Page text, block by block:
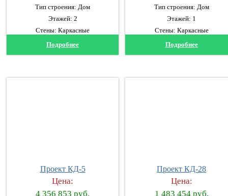
Тип строения: Дом
Этажей: 2
Стены: Каркасные
Подробнее
Тип строения: Дом
Этажей: 1
Стены: Каркасные
Подробнее
Проект КД-5
Цена:
4 356 853 руб.
Проект КД-28
Цена:
1 483 454 руб.